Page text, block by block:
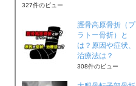
327件のビュー
脛骨高原骨折（プ
ラトー骨折）と
は？原因や症状、
治療法は？
308件のビュー